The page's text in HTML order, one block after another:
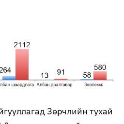
Зөрчлийн тухай